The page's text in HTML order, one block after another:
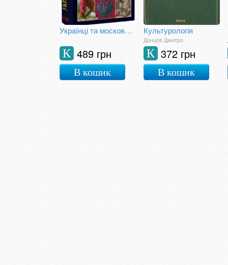
Українці та московити у світі (XVII-XIX ст.)
489 грн
К
В кошик
Культурологія
Донцов Дмитро
372 грн
К
В кошик